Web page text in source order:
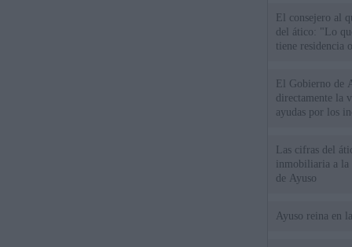
El consejero al
del ático: "Lo
tiene residencia
El Gobierno de
directamente la
ayudas por los
Las cifras del
inmobiliaria a la
de Ayuso
Ayuso reina en